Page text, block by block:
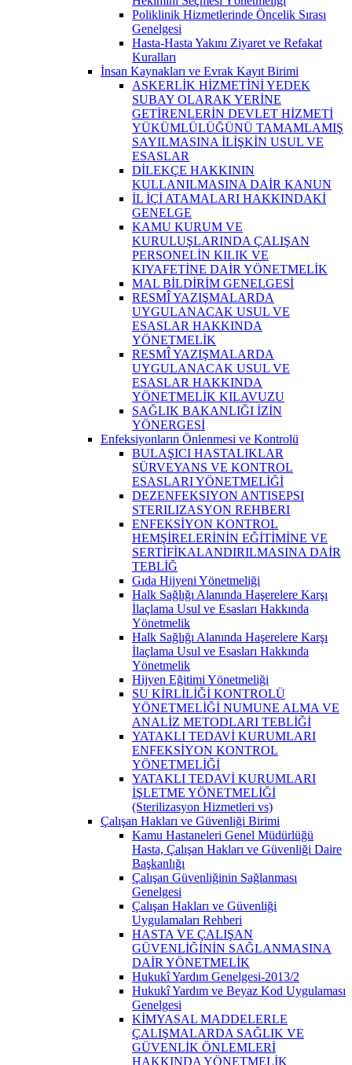
Poliklinik Hizmetlerinde Öncelik Sırası
Genelgesi
Hasta-Hasta Yakını Ziyaret ve Refakat
Kuralları
İnsan Kaynakları ve Evrak Kayıt Birimi
ASKERLİK HİZMETİNİ YEDEK
SUBAY OLARAK YERİNE
GETİRENLERİN DEVLET HİZMETİ
YÜKÜMLÜLÜĞÜNÜ TAMAMLAMIŞ
SAYILMASINA İLİŞKİN USUL VE
ESASLAR
DİLEKÇE HAKKININ
KULLANILMASINA DAİR KANUN
İL İÇİ ATAMALARI HAKKINDAKİ
GENELGE
KAMU KURUM VE
KURULUŞLARINDA ÇALIŞAN
PERSONELİN KILIK VE
KIYAFETİNE DAİR YÖNETMELİK
MAL BİLDİRİM GENELGESİ
RESMÎ YAZIŞMALARDA
UYGULANACAK USUL VE
ESASLAR HAKKINDA
YÖNETMELİK
RESMÎ YAZIŞMALARDA
UYGULANACAK USUL VE
ESASLAR HAKKINDA
YÖNETMELİK KILAVUZU
SAĞLIK BAKANLIĞI İZİN
YÖNERGESİ
Enfeksiyonların Önlenmesi ve Kontrolü
BULAŞICI HASTALIKLAR
SÜRVEYANS VE KONTROL
ESASLARI YÖNETMELİĞİ
DEZENFEKSIYON ANTISEPSI
STERILIZASYON REHBERI
ENFEKSİYON KONTROL
HEMŞİRELERİNİN EĞİTİMİNE VE
SERTİFİKALANDIRILMASINA DAİR
TEBLİĞ
Gıda Hijyeni Yönetmeliği
Halk Sağlığı Alanında Haşerelere Karşı
İlaçlama Usul ve Esasları Hakkında
Yönetmelik
Halk Sağlığı Alanında Haşerelere Karşı
İlaçlama Usul ve Esasları Hakkında
Yönetmelik
Hijyen Eğitimi Yönetmeliği
SU KİRLİLİĞİ KONTROLÜ
YÖNETMELİĞİ NUMUNE ALMA VE
ANALİZ METODLARI TEBLİĞİ
YATAKLI TEDAVİ KURUMLARI
ENFEKSİYON KONTROL
YÖNETMELİĞİ
YATAKLI TEDAVİ KURUMLARI
İŞLETME YÖNETMELİĞİ
(Sterilizasyon Hizmetleri vs)
Çalışan Hakları ve Güvenliği Birimi
Kamu Hastaneleri Genel Müdürlüğü
Hasta, Çalışan Hakları ve Güvenliği Daire
Başkanlığı
Çalışan Güvenliğinin Sağlanması
Genelgesi
Çalışan Hakları ve Güvenliği
Uygulamaları Rehberi
HASTA VE ÇALIŞAN
GÜVENLİĞİNİN SAĞLANMASINA
DAİR YÖNETMELİK
Hukukî Yardım Genelgesi-2013/2
Hukukî Yardım ve Beyaz Kod Uygulaması
Genelgesi
KİMYASAL MADDELERLE
ÇALIŞMALARDA SAĞLIK VE
GÜVENLİK ÖNLEMLERİ
HAKKINDA YÖNETMELİK